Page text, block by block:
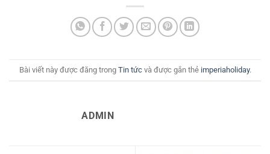
Bài viết này được đăng trong Tin tứcvà được gắn thẻ imperiaholiday.
ADMIN